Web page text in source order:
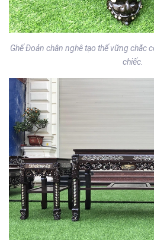
Ghế Đoản chân nghê tạo thế vững chắc
chiếc.